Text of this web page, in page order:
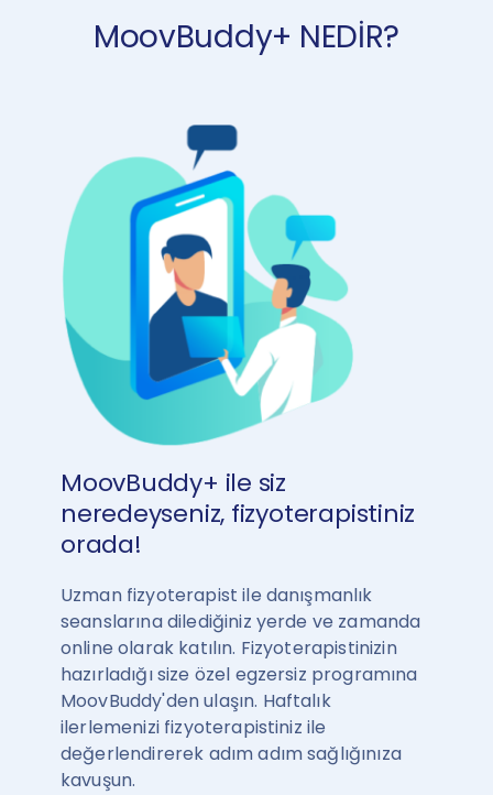
MoovBuddy+ NEDİR?
MoovBuddy+ ile siz
neredeyseniz, fizyoterapistiniz
orada!
Uzman fizyoterapist ile danışmanlık
seanslarına dilediğiniz yerde ve zamanda
online olarak katılın. Fizyoterapistinizin
hazırladığı size özel egzersiz programına
MoovBuddy'den ulaşın. Haftalık
ilerlemenizi fizyoterapistiniz ile
değerlendirerek adım adım sağlığınıza
kavuşun.